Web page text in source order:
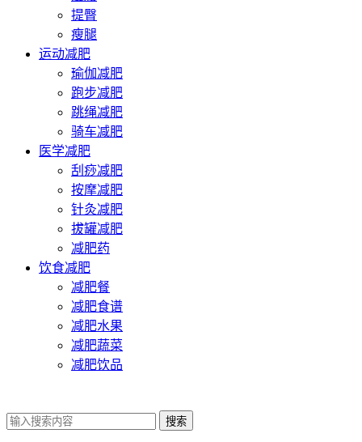
提臀
瘦腿
运动减肥
瑜伽减肥
跑步减肥
跳绳减肥
骑车减肥
医学减肥
刮痧减肥
按摩减肥
针灸减肥
拔罐减肥
减肥药
饮食减肥
减肥餐
减肥食谱
减肥水果
减肥蔬菜
减肥饮品
搜索